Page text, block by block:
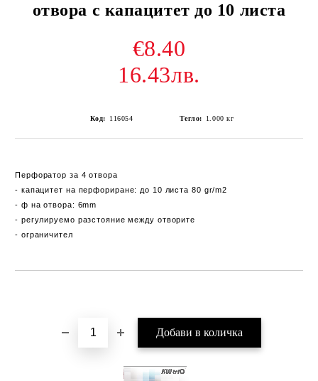
отвора с капацитет до 10 листа
€8.40
16.43лв.
Код: 116054 Тегло: 1.000 кг
Перфоратор за 4 отвора
- капацитет на перфориране: до 10 листа 80 gr/m2
- ф на отвора: 6mm
- регулируемо разстояние между отворите
- ограничител